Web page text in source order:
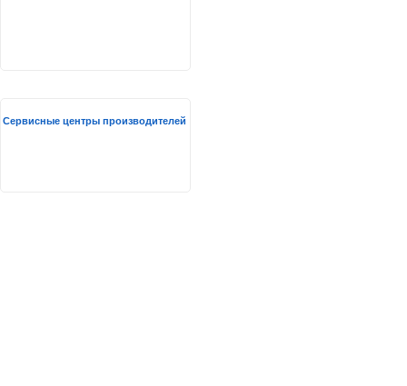
Сервисные центры производителей